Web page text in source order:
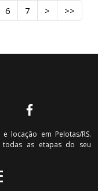
6 7 > >>
locação em Pelotas/RS.
todas as etapas do seu